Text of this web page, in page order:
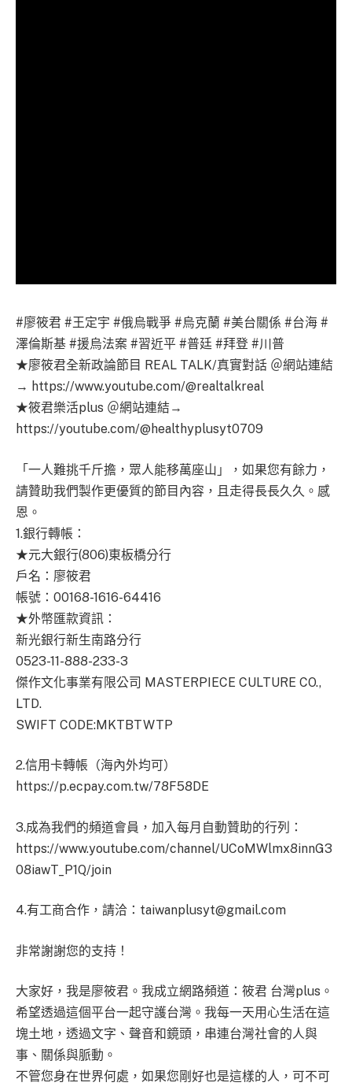
#廖筱君 #王定宇 #俄烏戰爭 #烏克蘭 #美台關係 #台海 #
澤倫斯基 #援烏法案 #習近平 #普廷 #拜登 #川普
★廖筱君全新政論節目 REAL TALK/真實對話 ＠網站連結
→ https://www.youtube.com/@realtalkreal
★筱君樂活plus ＠網站連結→
https://youtube.com/@healthyplusyt0709
「一人難挑千斤擔，眾人能移萬座山」，如果您有餘力，
請贊助我們製作更優質的節目內容，且走得長長久久。感
恩。
1.銀行轉帳：
★元大銀行(806)東板橋分行
戶名：廖筱君
帳號：00168-1616-64416
★外幣匯款資訊：
新光銀行新生南路分行
0523-11-888-233-3
傑作文化事業有限公司 MASTERPIECE CULTURE CO.,
LTD.
SWIFT CODE:MKTBTWTP
2.信用卡轉帳（海內外均可）
https://p.ecpay.com.tw/78F58DE
3.成為我們的頻道會員，加入每月自動贊助的行列：
https://www.youtube.com/channel/UCoMWlmx8innG3
08iawT_P1Q/join
4.有工商合作，請洽： taiwanplusyt@gmail.com
非常謝謝您的支持！
大家好，我是廖筱君。我成立網路頻道：筱君 台灣plus。
希望透過這個平台一起守護台灣。我每一天用心生活在這
塊土地，透過文字、聲音和鏡頭，串連台灣社會的人與
事、關係與脈動。
不管您身在世界何處，如果您剛好也是這樣的人，可不可